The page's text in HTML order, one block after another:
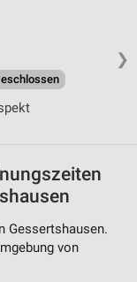
❯
Gessertshausen.
von